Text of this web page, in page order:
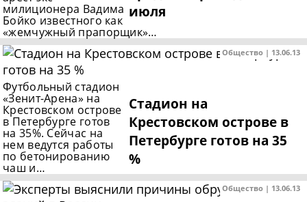
июля
милиционера Вадима
Бойко известного как
«жемчужный прапорщик»…
Общество | 13.06.13
Стадион на
Крестовском острове в
Петербурге готов на 35
%
Футбольный стадион
«Зенит-Арена» на
Крестовском острове
в Петербурге готов
на 35%. Сейчас на
нем ведутся работы
по бетонированию
чаш и…
Общество | 13.06.13